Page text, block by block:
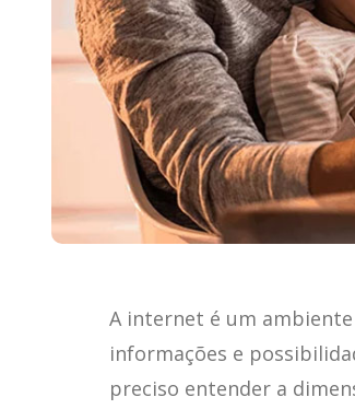
A internet é um
informações e
preciso entender a